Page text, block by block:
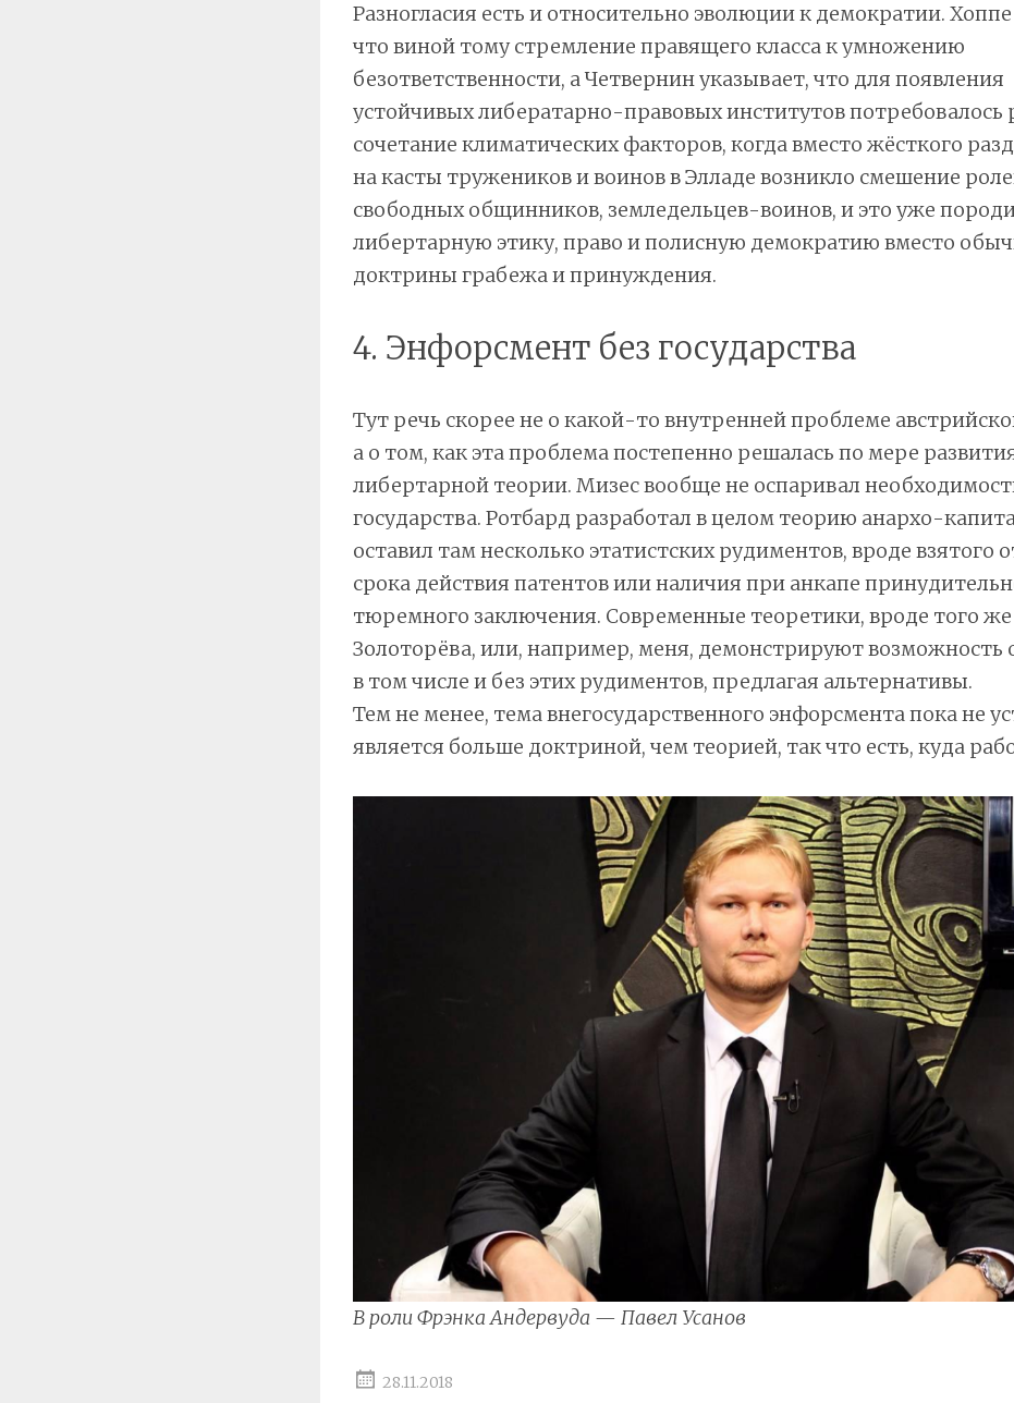
Разногласия есть и относительно эволюции к демократии.
что виной тому стремление правящего класса к умножению
безответственности, а Четвернин указывает, что для появления
устойчивых либератарно-правовых институтов потребовалось
сочетание климатических факторов, когда вместо жёсткого
на касты тружеников и воинов в Элладе возникло смешение
свободных общинников, земледельцев-воинов, и это уже
либертарную этику, право и полисную демократию вместо
доктрины грабежа и принуждения.
4. Энфорсмент без государства
Тут речь скорее не о какой-то внутренней проблеме
а о том, как эта проблема постепенно решалась по мере
либертарной теории. Мизес вообще не оспаривал
государства. Ротбард разработал в целом теорию анархо-
оставил там несколько этатистских рудиментов, вроде взятого
срока действия патентов или наличия при анкапе
тюремного заключения. Современные теоретики, вроде того же
Золоторёва, или, например, меня, демонстрируют возможность
в том числе и без этих рудиментов, предлагая альтернативы.
Тем не менее, тема внегосударственного энфорсмента пока не
является больше доктриной, чем теорией, так что есть, куда
В роли Фрэнка Андервуда — Павел Усанов
28.11.2018